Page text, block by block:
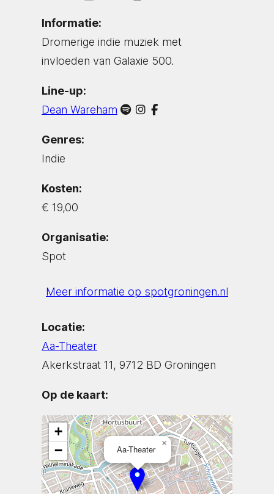
Informatie:
Dromerige indie muziek met
invloeden van Galaxie 500.
Line-up:
Dean Wareham
Genres:
Indie
Kosten:
€ 19,00
Organisatie:
Spot
Meer informatie op spotgroningen.nl
Locatie:
Aa-Theater
Akerkstraat 11, 9712 BD Groningen
Op de kaart:
Aa-Theater
×
+
−